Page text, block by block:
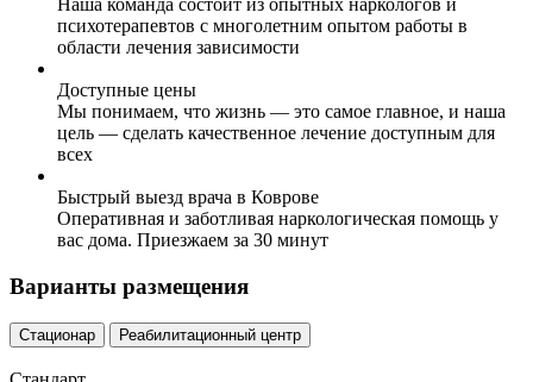
Наша команда состоит из опытных наркологов и
психотерапевтов с многолетним опытом работы в
области лечения зависимости
Доступные цены
Мы понимаем, что жизнь — это самое главное, и наша
цель — сделать качественное лечение доступным для
всех
Быстрый выезд врача в Коврове
Оперативная и заботливая наркологическая помощь у
вас дома. Приезжаем за 30 минут
Варианты размещения
Стационар Реабилитационный центр